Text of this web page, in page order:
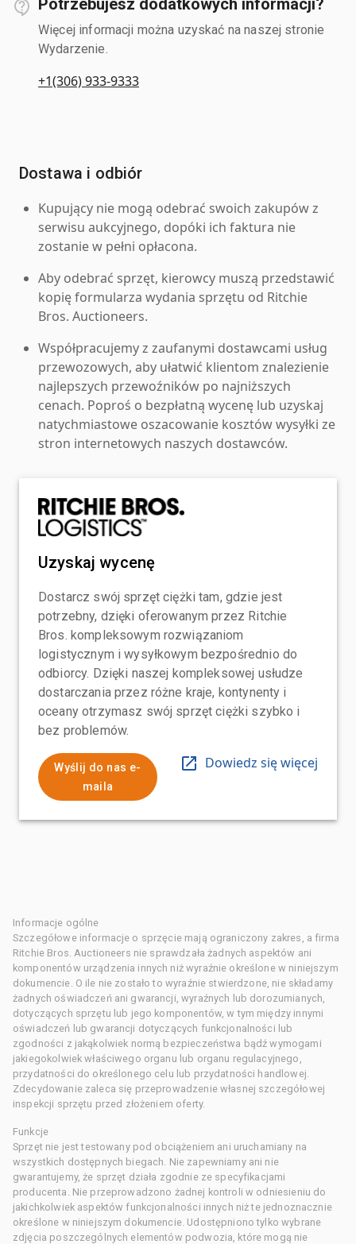
Więcej informacji można uzyskać na naszej stronie
Wydarzenie.
+1(306) 933-9333
Dostawa i odbiór
Kupujący nie mogą odebrać swoich zakupów z
serwisu aukcyjnego, dopóki ich faktura nie
zostanie w pełni opłacona.
Aby odebrać sprzęt, kierowcy muszą przedstawić
kopię formularza wydania sprzętu od Ritchie
Bros. Auctioneers.
Współpracujemy z zaufanymi dostawcami usług
przewozowych, aby ułatwić klientom znalezienie
najlepszych przewoźników po najniższych
cenach. Poproś o bezpłatną wycenę lub uzyskaj
natychmiastowe oszacowanie kosztów wysyłki ze
stron internetowych naszych dostawców.
Uzyskaj wycenę
Dostarcz swój sprzęt ciężki tam, gdzie jest
potrzebny, dzięki oferowanym przez Ritchie
Bros. kompleksowym rozwiązaniom
logistycznym i wysyłkowym bezpośrednio do
odbiorcy. Dzięki naszej kompleksowej usłudze
dostarczania przez różne kraje, kontynenty i
oceany otrzymasz swój sprzęt ciężki szybko i
bez problemów.
Wyślij do nas e-
maila
Dowiedz się więcej
Informacje ogólne
Szczegółowe informacje o sprzęcie mają ograniczony zakres, a firma
Ritchie Bros. Auctioneers nie sprawdzała żadnych aspektów ani
komponentów urządzenia innych niż wyraźnie określone w niniejszym
dokumencie. O ile nie zostało to wyraźnie stwierdzone, nie składamy
żadnych oświadczeń ani gwarancji, wyraźnych lub dorozumianych,
dotyczących sprzętu lub jego komponentów, w tym między innymi
oświadczeń lub gwarancji dotyczących funkcjonalności lub
zgodności z jakąkolwiek normą bezpieczeństwa bądź wymogami
jakiegokolwiek właściwego organu lub organu regulacyjnego,
przydatności do określonego celu lub przydatności handlowej.
Zdecydowanie zaleca się przeprowadzenie własnej szczegółowej
inspekcji sprzętu przed złożeniem oferty.
Funkcje
Sprzęt nie jest testowany pod obciążeniem ani uruchamiany na
wszystkich dostępnych biegach. Nie zapewniamy ani nie
gwarantujemy, że sprzęt działa zgodnie ze specyfikacjami
producenta. Nie przeprowadzono żadnej kontroli w odniesieniu do
jakichkolwiek aspektów funkcjonalności innych niż te jednoznacznie
określone w niniejszym dokumencie. Udostępniono tylko wybrane
zdjęcia poszczególnych elementów podwozia, które mogą nie